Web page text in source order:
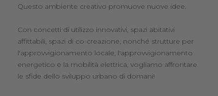
Questo ambiente creativo promuove nuove idee.
Con concetti di utilizzo innovativi, spazi abitativi
affittabili, spazi di co-creazione, nonché strutture per
l'approvvigionamento locale, l'approvvigionamento
energetico e la mobilità elettrica, vogliamo affrontare
le sfide dello sviluppo urbano di domani!